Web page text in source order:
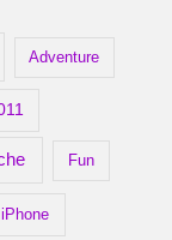
Adventure
Fun
iPhone